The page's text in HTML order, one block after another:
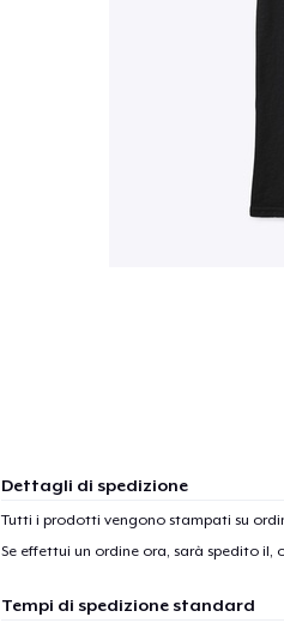
Dettagli di spedizione
Tutti i prodotti vengono stampati su
Se effettui un ordine ora, sarà spedito il,
Tempi di spedizione standard